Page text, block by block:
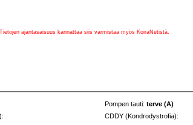
ajantasaisuus kannattaa siis varmistaa myös KoiraNetistä.
Pompen tauti:terve (A)
CDDY (Kondrodystrofia):